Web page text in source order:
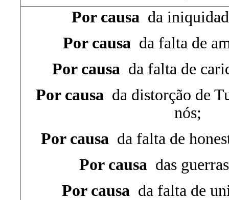
Por causa da
Por causa da falta de
Por causa da falta de
Por causa da distorção de
nós;
Por causa da falta de
Por causa das
Por causa da falta de